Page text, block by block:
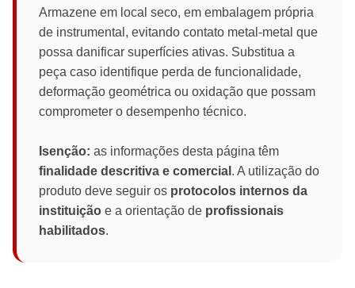
Armazene em local seco, em embalagem própria
de instrumental, evitando contato metal-metal que
possa danificar superfícies ativas. Substitua a
peça caso identifique perda de funcionalidade,
deformação geométrica ou oxidação que possam
comprometer o desempenho técnico.
Isenção: as informações desta página têm
finalidade descritiva e comercial . A utilização do
produto deve seguir os protocolos internos da
instituição e a orientação de profissionais
habilitados.